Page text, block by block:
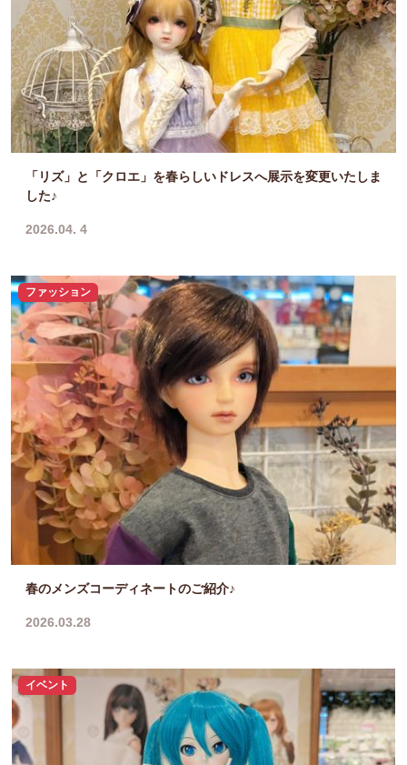
「リズ」と「クロエ」を春らしいドレスへ展示を変更いたしま
した♪
2026.04. 4
ファッション
春のメンズコーディネートのご紹介♪
2026.03.28
イベント